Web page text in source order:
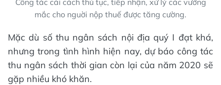
mắc cho nguời nộp thuế được tăng cường.
Mặc dù số thu ngân sách nội địa quý I đạt khá,
nhưng trong tình hình hiện nay, dự báo công tác
thu ngân sách thời gian còn lại của năm 2020 sẽ
gặp nhiều khó khăn.